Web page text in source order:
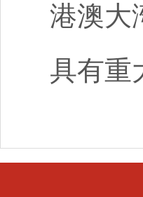
港澳大
具有重